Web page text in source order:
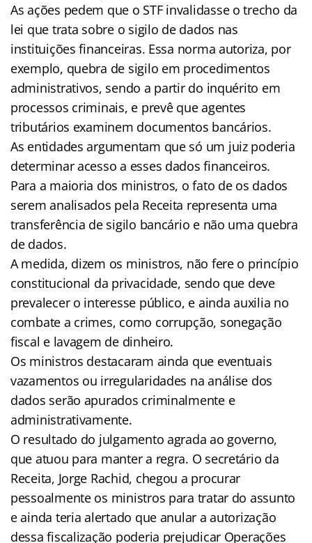
As ações pedem que o STF invalidasse o trecho da
lei que trata sobre o sigilo de dados nas
instituições financeiras. Essa norma autoriza, por
exemplo, quebra de sigilo em procedimentos
administrativos, sendo a partir do inquérito em
processos criminais, e prevê que agentes
tributários examinem documentos bancários.
As entidades argumentam que só um juiz poderia
determinar acesso a esses dados financeiros.
Para a maioria dos ministros, o fato de os dados
serem analisados pela Receita representa uma
transferência de sigilo bancário e não uma quebra
de dados.
A medida, dizem os ministros, não fere o princípio
constitucional da privacidade, sendo que deve
prevalecer o interesse público, e ainda auxilia no
combate a crimes, como corrupção, sonegação
fiscal e lavagem de dinheiro.
Os ministros destacaram ainda que eventuais
vazamentos ou irregularidades na análise dos
dados serão apurados criminalmente e
administrativamente.
O resultado do julgamento agrada ao governo,
que atuou para manter a regra. O secretário da
Receita, Jorge Rachid, chegou a procurar
pessoalmente os ministros para tratar do assunto
e ainda teria alertado que anular a autorização
dessa fiscalização poderia prejudicar Operações